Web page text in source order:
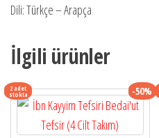
Dili: Türkçe – Arapça
İlgili ürünler
2 adet
stokta -50%